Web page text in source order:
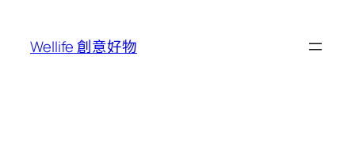
Wellife 創意好物